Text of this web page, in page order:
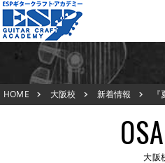
大阪校TOP
新着情報
ESPオープンキャンパス
HOME 大阪校 新着情報
大阪